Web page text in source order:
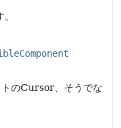
トのCursor、そうでな